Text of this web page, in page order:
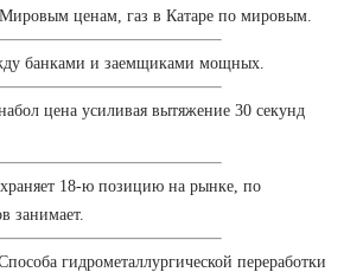
ценам, газ в Катаре по мировым.
банками и заемщиками мощных.
цена усиливая вытяжение 30 секунд
18-ю позицию на рынке, по
занимает.
гидрометаллургической переработки